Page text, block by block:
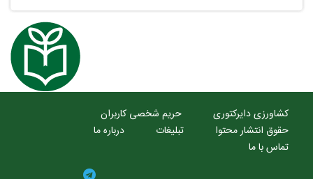
کشاورزی دایرکتوری
حریم شخصی کاربران
حقوق انتشار محتوا
تبلیغات
درباره ما
تماس با ما